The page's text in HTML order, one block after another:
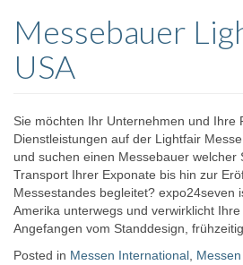
Messebauer
USA
Sie möchten Ihr Unternehmen und Ihre
Dienstleistungen auf der Lightfair
und suchen einen Messebauer welcher
Transport Ihrer Exponate bis hin zur
Messestandes begleitet? expo24seven
Amerika unterwegs und verwirklicht Ihre
Angefangen vom Standdesign,
Posted in Messen International Messen